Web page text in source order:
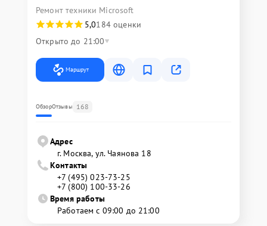
Ремонт техники Microsoft
5,0184 оценки
Открыто до 21:00
Маршрут
ОбзорОтзывы 168
Адрес
г. Москва, ул. Чаянова 18
Контакты
+7 (495) 023-73-25
+7 (800) 100-33-26
Время работы
Работаем с 09:00 до 21:00